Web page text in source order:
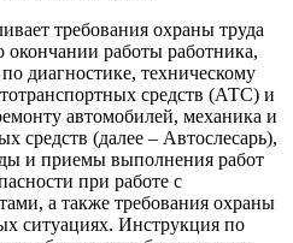
требования охраны труда
окончании работы работника,
диагностике, техническому
средств (АТС) и
автомобилей, механика и
средств (далее – Автослесарь),
и приемы выполнения работ
при работе с
а также требования охраны
ситуациях. Инструкция по